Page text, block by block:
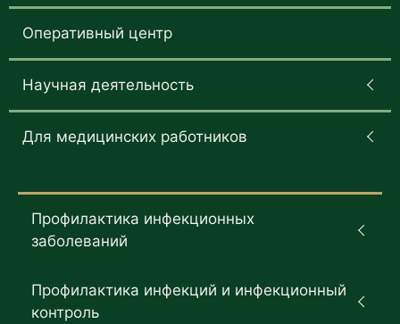
Оперативный центр
Научная деятельность
Для медицинских работников
Профилактика инфекционных
заболеваний
Профилактика инфекций и инфекционный
контроль